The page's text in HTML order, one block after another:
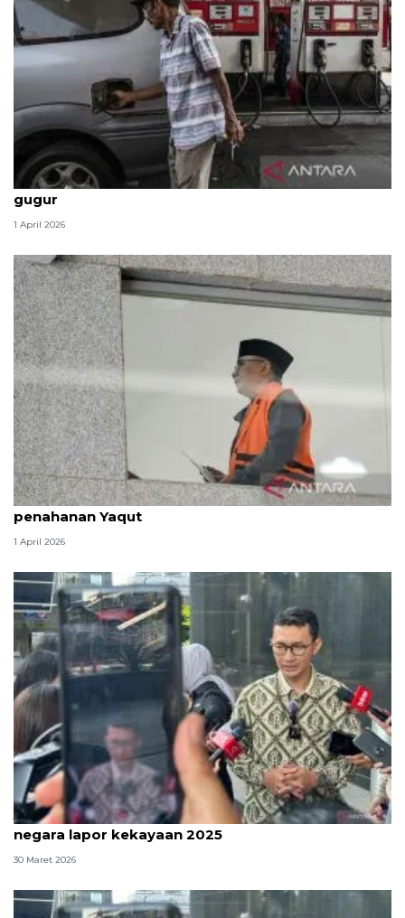
Politik kemarin, BBM tak naik hingga 2 prajurit TNI
gugur
1 April 2026
Dewas KPK tindak lanjuti aduan soal pengalihan
penahanan Yaqut
1 April 2026
Jelang tenggat, KPK ingatkan penyelenggara
negara lapor kekayaan 2025
30 Maret 2026